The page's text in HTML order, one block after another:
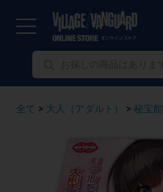
全て > 大人（アダルト） > 秘宝館